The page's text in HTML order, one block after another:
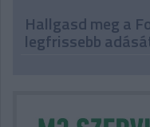
Hallgasd meg a
legfrissebb